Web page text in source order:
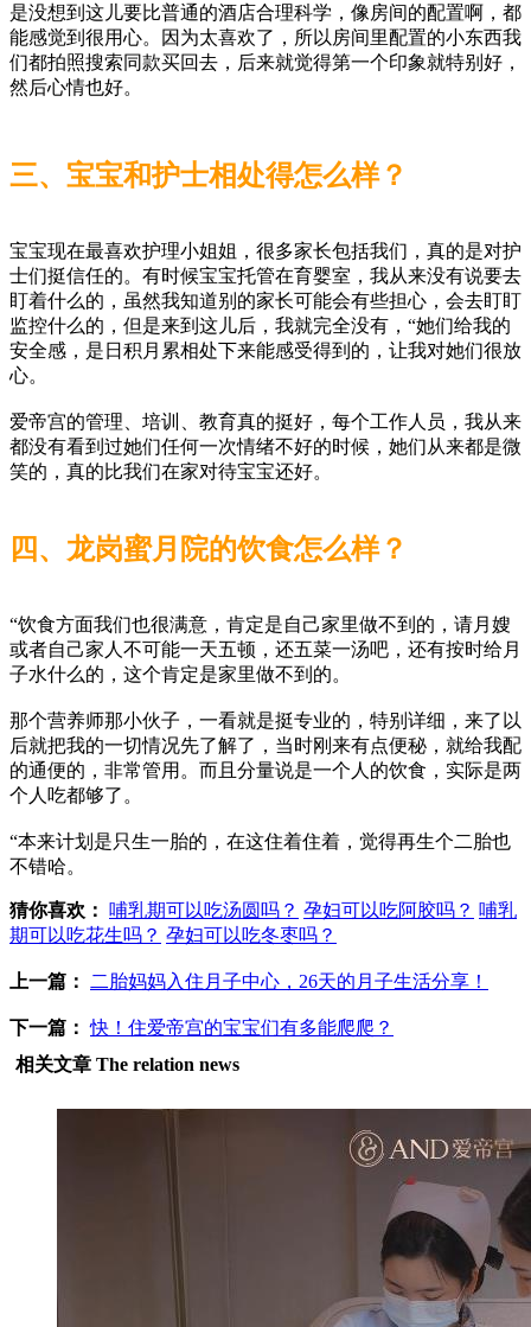
是没想到这儿要比普通的酒店合理科学，像房间的配置啊，都
能感觉到很用心。因为太喜欢了，所以房间里配置的小东西我
们都拍照搜索同款买回去，后来就觉得第一个印象就特别好，
然后心情也好。
三、宝宝和护士相处得怎么样？
宝宝现在最喜欢护理小姐姐，很多家长包括我们，真的是对护
士们挺信任的。有时候宝宝托管在育婴室，我从来没有说要去
盯着什么的，虽然我知道别的家长可能会有些担心，会去盯盯
监控什么的，但是来到这儿后，我就完全没有，“她们给我的
安全感，是日积月累相处下来能感受得到的，让我对她们很放
心。
爱帝宫的管理、培训、教育真的挺好，每个工作人员，我从来
都没有看到过她们任何一次情绪不好的时候，她们从来都是微
笑的，真的比我们在家对待宝宝还好。
四、龙岗蜜月院的饮食怎么样？
“饮食方面我们也很满意，肯定是自己家里做不到的，请月嫂
或者自己家人不可能一天五顿，还五菜一汤吧，还有按时给月
子水什么的，这个肯定是家里做不到的。
那个营养师那小伙子，一看就是挺专业的，特别详细，来了以
后就把我的一切情况先了解了，当时刚来有点便秘，就给我配
的通便的，非常管用。而且分量说是一个人的饮食，实际是两
个人吃都够了。
“本来计划是只生一胎的，在这住着住着，觉得再生个二胎也
不错哈。
猜你喜欢： 哺乳期可以吃汤圆吗？ 孕妇可以吃阿胶吗？ 哺乳
期可以吃花生吗？ 孕妇可以吃冬枣吗？
上一篇： 二胎妈妈入住月子中心，26天的月子生活分享！
下一篇： 快！住爱帝宫的宝宝们有多能爬爬？
相关文章 The relation news